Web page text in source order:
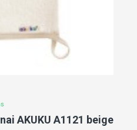
AKUKU A1121 beige